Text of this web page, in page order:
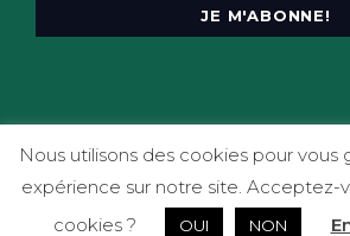
© 2020 FESTIVAL LES
TOUS DROITS
RÉALISATION AGENCE
Nous utilisons des cookies pour vous
expérience sur notre site. Acceptez-
cookies ?
OUI NON